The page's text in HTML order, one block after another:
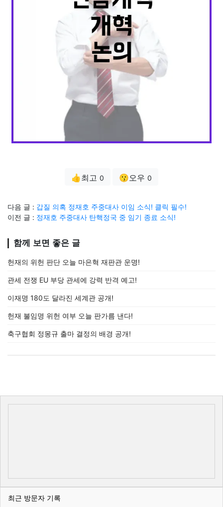
👍최고 0 😗오우 0
다음 글 : 갑질 의혹 정재호 주중대사 이임 소식! 클릭 필수!
이전 글 : 정재호 주중대사 탄핵정국 중 임기 종료 소식!
함께 보면 좋은 글
헌재의 위헌 판단 오늘 마은혁 재판관 운명!
관세 전쟁 EU 부당 관세에 강력 반격 예고!
이재명 180도 달라진 세계관 공개!
헌재 불임명 위헌 여부 오늘 판가름 낸다!
축구협회 정몽규 출마 결정의 배경 공개!
최근 방문자 기록